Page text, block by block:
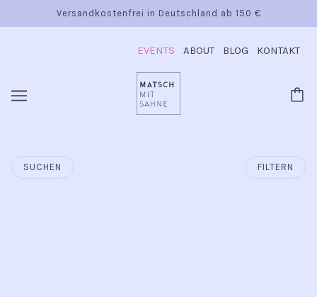
Versandkostenfrei in Deutschland ab 150 €
EVENTS ABOUT BLOG KONTAKT
SUCHEN FILTERN